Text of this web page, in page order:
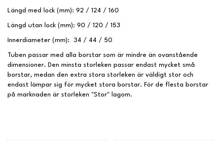
Längd med lock (mm): 92 / 124 / 160
Längd utan lock (mm): 90 / 120 / 153
Innerdiameter (mm): 34 / 44 / 50
Tuben passar med alla borstar som är mindre än ovanstående
dimensioner. Den minsta storleken passar endast mycket små
borstar, medan den extra stora storleken är väldigt stor och
endast lämpar sig för mycket stora borstar. För de flesta borstar
på marknaden är storleken "Stor" lagom.